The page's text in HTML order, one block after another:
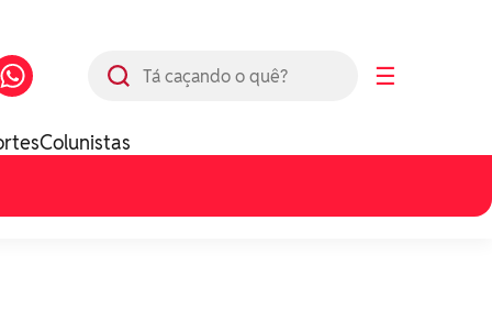
☰
Colunistas